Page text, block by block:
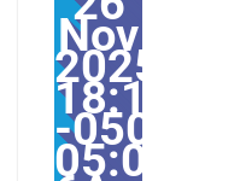
Nov
2025
18:13:55
-0500-
05:00-